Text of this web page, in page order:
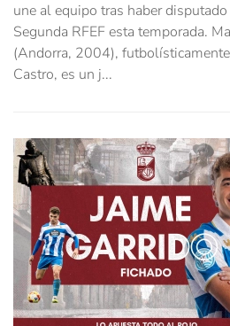
une al equipo tras haber
Segunda RFEF esta temporada.
(Andorra, 2004),
Castro, es un j...